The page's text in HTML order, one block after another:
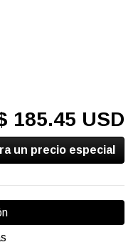
185.45 USD
un precio especial